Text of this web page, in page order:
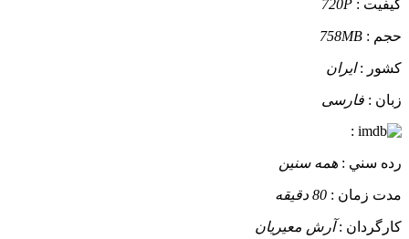
کيفيت : 720P
حجم : 758MB
کشور :ایران
زبان : فارسی
:
رده سني : همه سنین
مدت زمان : 80 دقیقه
کارگردان :آرش معیریان